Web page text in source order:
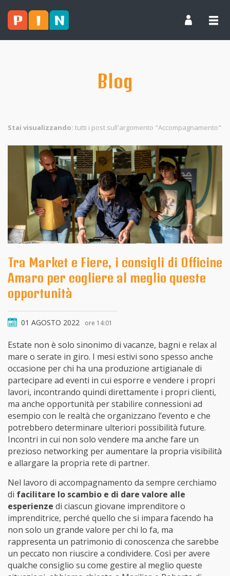
Blog
Stai visualizzando: tutti i post sull'argomento "Accompagnamento"
Tra Market e Fiere, i consigli di Officine
Amaro per cogliere al meglio queste
opportunità
01 AGOSTO 2022 ore 14:01
Estate non è solo sinonimo di vacanze, bagni e relax al
mare o serate in giro. I mesi estivi sono spesso anche
occasione per chi ha una produzione artigianale di
partecipare ad eventi in cui esporre e vendere i propri
lavori, incontrando quindi direttamente i propri clienti,
ma anche opportunità per stabilire connessioni ad
esempio con le realtà che organizzano l’evento e che
potrebbero determinare ulteriori possibilità future.
Incontri in cui non solo vendere ma anche fare un
prezioso networking per aumentare la propria visibilità
e allargare la propria rete di partner.
Nel lavoro di accompagnamento da sempre cerchiamo
di facilitare lo scambio e di dare valore alle
esperienze di ciascun giovane imprenditore o
imprenditrice, perché quello che si impara facendo ha
non solo un grande valore per chi lo fa, ma
rappresenta un patrimonio di conoscenza che sarebbe
un peccato non riuscire a condividere. Così per avere
qualche consiglio su come gestire al meglio queste